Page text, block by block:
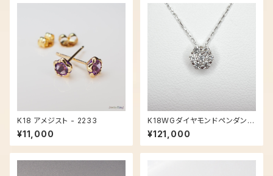
K18 アメジスト - 2233
¥11,000
K18WGダイヤモンドペンダント
ネックレス - 0809【現品限り】
¥121,000